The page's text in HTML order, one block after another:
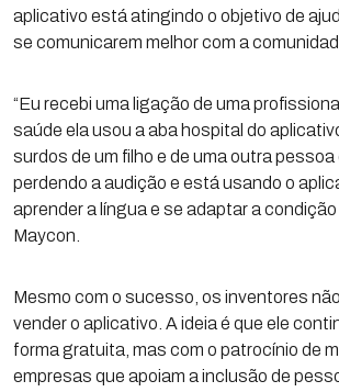
aplicativo está atingindo o objetivo de
se comunicarem melhor com a
“Eu recebi uma ligação de uma
saúde ela usou a aba hospital do
surdos de um filho e de uma outra
perdendo a audição e está usando o
aprender a língua e se adaptar a
Maycon.
Mesmo com o sucesso, os inventores
vender o aplicativo. A ideia é que ele
forma gratuita, mas com o patrocínio de
empresas que apoiam a inclusão de